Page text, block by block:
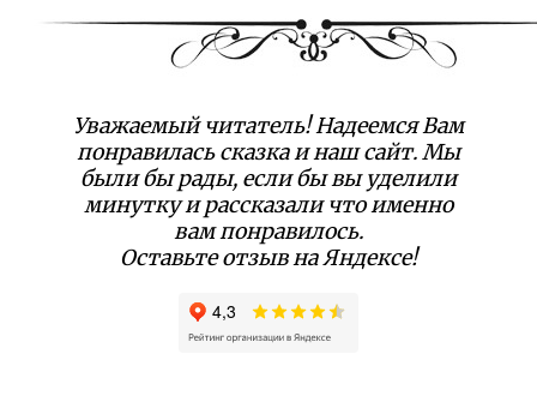
Уважаемый читатель! Надеемся Вам
понравилась сказка и наш сайт. Мы
были бы рады, если бы вы уделили
минутку и рассказали что именно
вам понравилось.
Оставьте отзыв на Яндексе!